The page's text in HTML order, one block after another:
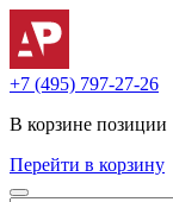
+7 (495) 797-27-26
В корзине позиции
Перейти в корзину